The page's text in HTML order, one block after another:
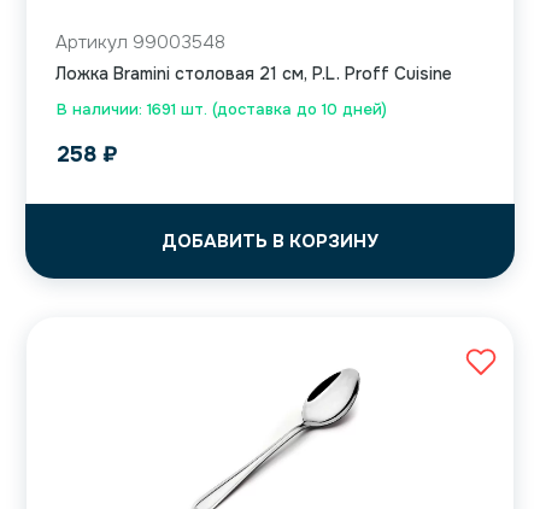
В наличии: 1691 шт. (доставка до 10 дней)
Артикул 99003548
Ложка Bramini столовая 21 см, P.L. Proff Cuisine
258 ₽
ДОБАВИТЬ В КОРЗИНУ